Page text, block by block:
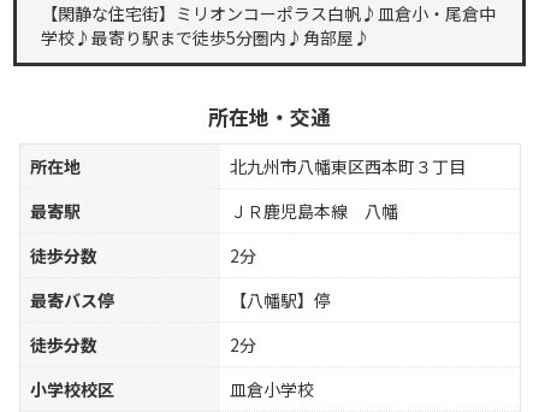
【閑静な住宅街】ミリオンコーポラス白帆♪皿倉小・尾倉中
学校♪最寄り駅まで徒歩5分圏内♪角部屋♪
所在地・交通
所在地
北九州市八幡東区西本町３丁目
最寄駅
ＪＲ鹿児島本線 八幡
徒歩分数
2分
最寄バス停
【八幡駅】停
徒歩分数
2分
小学校校区
皿倉小学校